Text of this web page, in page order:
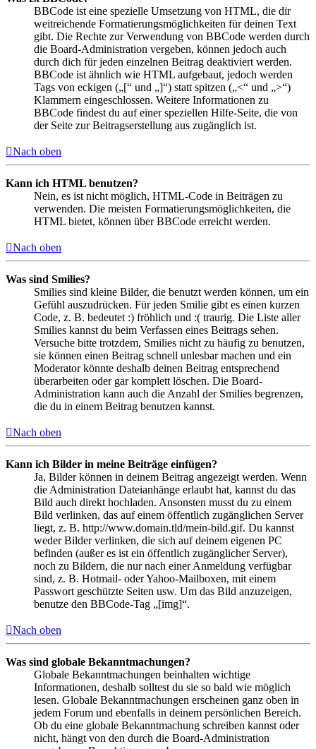
BBCode ist eine spezielle Umsetzung von HTML, die dir
weitreichende Formatierungsmöglichkeiten für deinen Text
gibt. Die Rechte zur Verwendung von BBCode werden durch
die Board-Administration vergeben, können jedoch auch
durch dich für jeden einzelnen Beitrag deaktiviert werden.
BBCode ist ähnlich wie HTML aufgebaut, jedoch werden
Tags von eckigen („[“ und „]“) statt spitzen („<“ und „>“)
Klammern eingeschlossen. Weitere Informationen zu
BBCode findest du auf einer speziellen Hilfe-Seite, die von
der Seite zur Beitragserstellung aus zugänglich ist.
Nach oben
Kann ich HTML benutzen?
Nein, es ist nicht möglich, HTML-Code in Beiträgen zu
verwenden. Die meisten Formatierungsmöglichkeiten, die
HTML bietet, können über BBCode erreicht werden.
Nach oben
Was sind Smilies?
Smilies sind kleine Bilder, die benutzt werden können, um ein
Gefühl auszudrücken. Für jeden Smilie gibt es einen kurzen
Code, z. B. bedeutet :) fröhlich und :( traurig. Die Liste aller
Smilies kannst du beim Verfassen eines Beitrags sehen.
Versuche bitte trotzdem, Smilies nicht zu häufig zu benutzen,
sie können einen Beitrag schnell unlesbar machen und ein
Moderator könnte deshalb deinen Beitrag entsprechend
überarbeiten oder gar komplett löschen. Die Board-
Administration kann auch die Anzahl der Smilies begrenzen,
die du in einem Beitrag benutzen kannst.
Nach oben
Kann ich Bilder in meine Beiträge einfügen?
Ja, Bilder können in deinem Beitrag angezeigt werden. Wenn
die Administration Dateianhänge erlaubt hat, kannst du das
Bild auch direkt hochladen. Ansonsten musst du zu einem
Bild verlinken, das auf einem öffentlich zugänglichen Server
liegt, z. B. http://www.domain.tld/mein-bild.gif. Du kannst
weder Bilder verlinken, die sich auf deinem eigenen PC
befinden (außer es ist ein öffentlich zugänglicher Server),
noch zu Bildern, die nur nach einer Anmeldung verfügbar
sind, z. B. Hotmail- oder Yahoo-Mailboxen, mit einem
Passwort geschützte Seiten usw. Um das Bild anzuzeigen,
benutze den BBCode-Tag „[img]“.
Nach oben
Was sind globale Bekanntmachungen?
Globale Bekanntmachungen beinhalten wichtige
Informationen, deshalb solltest du sie so bald wie möglich
lesen. Globale Bekanntmachungen erscheinen ganz oben in
jedem Forum und ebenfalls in deinem persönlichen Bereich.
Ob du eine globale Bekanntmachung schreiben kannst oder
nicht, hängt von den durch die Board-Administration